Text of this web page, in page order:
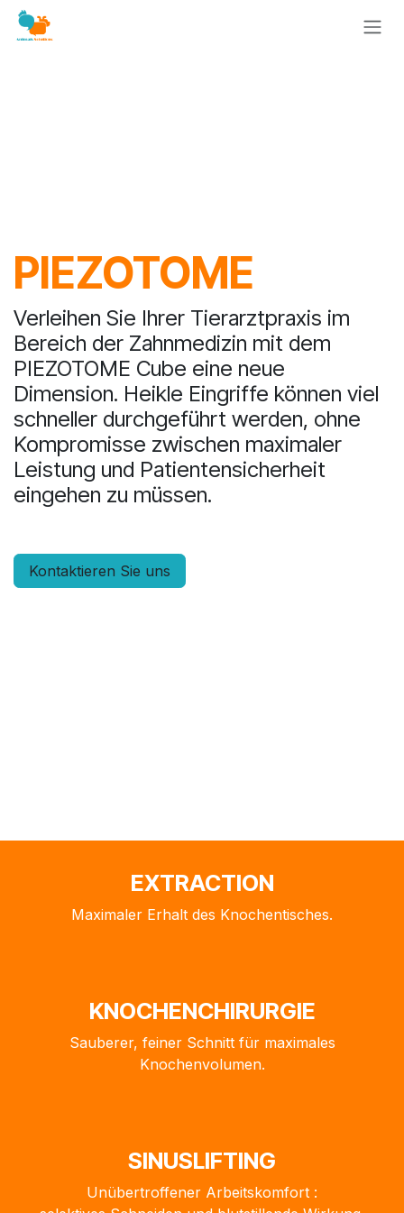
Zum Inhalt springen
PIEZOTOME
Verleihen Sie Ihrer Tierarztpraxis im
Bereich der Zahnmedizin mit dem
PIEZOTOME Cube eine neue
Dimension. Heikle Eingriffe können viel
schneller durchgeführt werden, ohne
Kompromisse zwischen maximaler
Leistung und Patientensicherheit
eingehen zu müssen.
Kontaktieren Sie uns
EXTRACTION
Maximaler Erhalt des Knochentisches.
KNOCHENCHIRURGIE
Sauberer, feiner Schnitt für maximales
Knochenvolumen.
SINUSLIFTING
Unübertroffener Arbeitskomfort :